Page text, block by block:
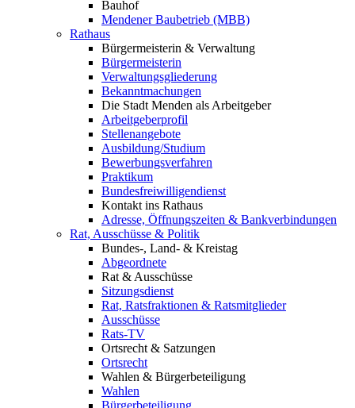
Bauhof
Mendener Baubetrieb (MBB)
Rathaus
Bürgermeisterin & Verwaltung
Bürgermeisterin
Verwaltungsgliederung
Bekanntmachungen
Die Stadt Menden als Arbeitgeber
Arbeitgeberprofil
Stellenangebote
Ausbildung/Studium
Bewerbungsverfahren
Praktikum
Bundesfreiwilligendienst
Kontakt ins Rathaus
Adresse, Öffnungszeiten & Bankverbindungen
Rat, Ausschüsse & Politik
Bundes-, Land- & Kreistag
Abgeordnete
Rat & Ausschüsse
Sitzungsdienst
Rat, Ratsfraktionen & Ratsmitglieder
Ausschüsse
Rats-TV
Ortsrecht & Satzungen
Ortsrecht
Wahlen & Bürgerbeteiligung
Wahlen
Bürgerbeteiligung